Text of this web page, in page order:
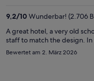
9,2/10 Wunderbar! (2.706
A great hotel, a very old
staff to match the design.
Bewertet am 2. März 2026